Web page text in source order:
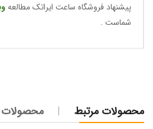
پیشنهاد فروشگاه ساعت ایراتک مطالعه
شماست .
محصولات مرتبط